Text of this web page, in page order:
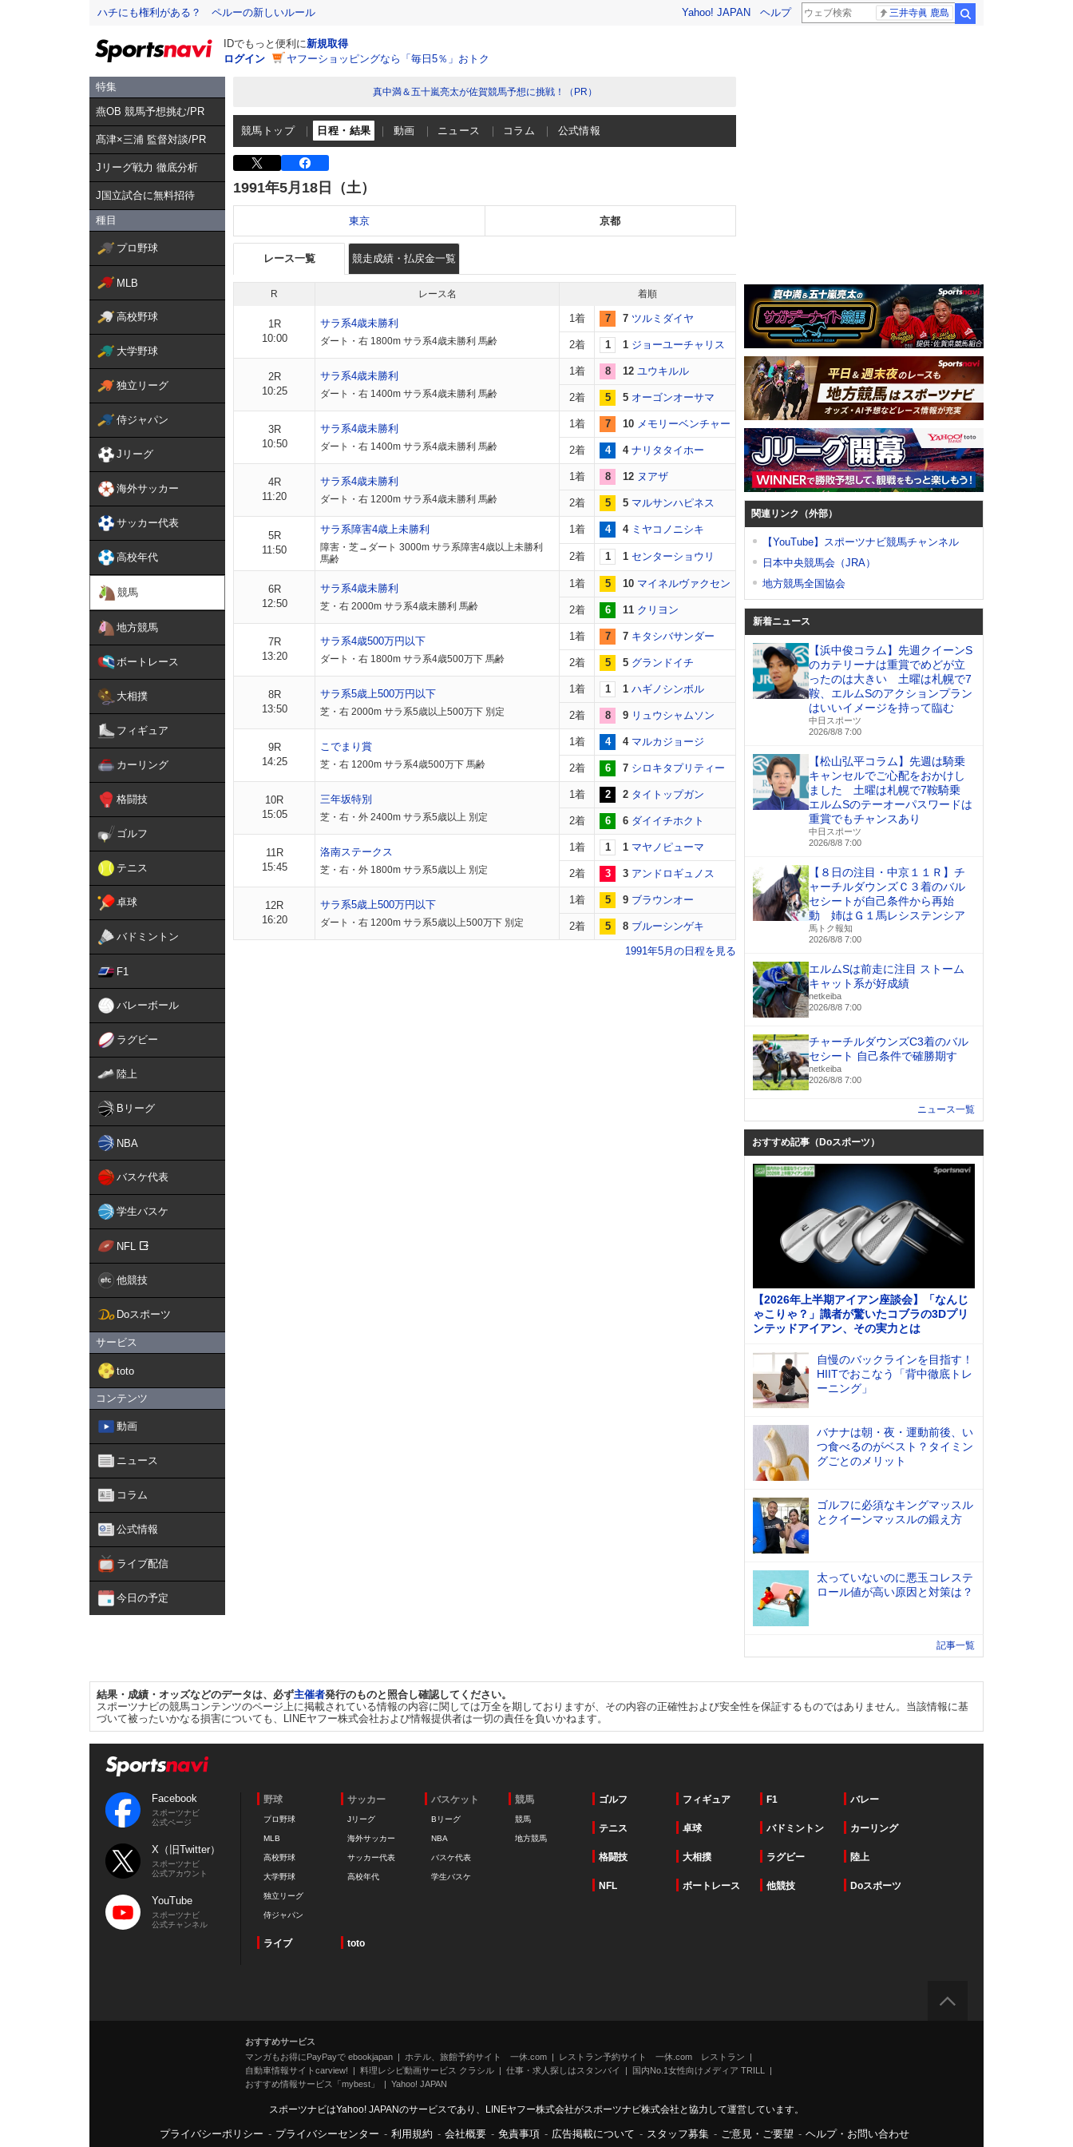
ハチにも権利がある？ ペルーの新しいルール Yahoo! JAPAN ヘルプ 三井寺眞 鹿島
IDでもっと便利に新規取得
ログイン
ヤフーショッピングなら「毎日5％」おトク
特集
燕OB 競馬予想挑む/PR
髙津×三浦 監督対談/PR
Jリーグ戦力 徹底分析
J国立試合に無料招待
種目
プロ野球
MLB
高校野球
大学野球
独立リーグ
侍ジャパン
Jリーグ
海外サッカー
サッカー代表
高校年代
競馬
地方競馬
ボートレース
大相撲
フィギュア
カーリング
格闘技
ゴルフ
テニス
卓球
バドミントン
F1
バレーボール
ラグビー
陸上
Bリーグ
NBA
バスケ代表
学生バスケ
NFL
他競技
Doスポーツ
サービス
toto
コンテンツ
動画
ニュース
コラム
公式情報
ライブ配信
今日の予定
真中満＆五十嵐亮太が佐賀競馬予想に挑戦！（PR）
競馬トップ 日程・結果 動画 ニュース コラム 公式情報
1991年5月18日（土）
東京 京都
レース一覧 競走成績・払戻金一覧
R レース名 着順
1R
10:00
サラ系4歳未勝利
ダート・右 1800m サラ系4歳未勝利 馬齢
1着 7 7 ツルミダイヤ
2着 1 1 ジョーユーチャリス
2R
10:25
サラ系4歳未勝利
ダート・右 1400m サラ系4歳未勝利 馬齢
1着 8 12 ユウキルル
2着 5 5 オーゴンオーサマ
3R
10:50
サラ系4歳未勝利
ダート・右 1400m サラ系4歳未勝利 馬齢
1着 7 10 メモリーベンチャー
2着 4 4 ナリタタイホー
4R
11:20
サラ系4歳未勝利
ダート・右 1200m サラ系4歳未勝利 馬齢
1着 8 12 ヌアザ
2着 5 5 マルサンハピネス
5R
11:50
サラ系障害4歳上未勝利
障害・芝→ダート 3000m サラ系障害4歳以上未勝利
馬齢
1着 4 4 ミヤコノニシキ
2着 1 1 センターショウリ
6R
12:50
サラ系4歳未勝利
芝・右 2000m サラ系4歳未勝利 馬齢
1着 5 10 マイネルヴァクセン
2着 6 11 クリヨン
7R
13:20
サラ系4歳500万円以下
ダート・右 1800m サラ系4歳500万下 馬齢
1着 7 7 キタシバサンダー
2着 5 5 グランドイチ
8R
13:50
サラ系5歳上500万円以下
芝・右 2000m サラ系5歳以上500万下 別定
1着 1 1 ハギノシンボル
2着 8 9 リュウシャムソン
9R
14:25
こでまり賞
芝・右 1200m サラ系4歳500万下 馬齢
1着 4 4 マルカジョージ
2着 6 7 シロキタプリティー
10R
15:05
三年坂特別
芝・右・外 2400m サラ系5歳以上 別定
1着 2 2 タイトップガン
2着 6 6 ダイイチホクト
11R
15:45
洛南ステークス
芝・右・外 1800m サラ系5歳以上 別定
1着 1 1 マヤノピューマ
2着 3 3 アンドロギュノス
12R
16:20
サラ系5歳上500万円以下
ダート・右 1200m サラ系5歳以上500万下 別定
1着 5 9 ブラウンオー
2着 5 8 ブルーシンゲキ
1991年5月の日程を見る
関連リンク（外部）
【YouTube】スポーツナビ競馬チャンネル
日本中央競馬会（JRA）
地方競馬全国協会
新着ニュース
【浜中俊コラム】先週クイーンS
のカテリーナは重賞でめどが立
ったのは大きい 土曜は札幌で7
鞍、エルムSのアクションプラン
はいいイメージを持って臨む
中日スポーツ
2026/8/8 7:00
【松山弘平コラム】先週は騎乗
キャンセルでご心配をおかけし
ました 土曜は札幌で7鞍騎乗
エルムSのテーオーパスワードは
重賞でもチャンスあり
中日スポーツ
2026/8/8 7:00
【８日の注目・中京１１Ｒ】チ
ャーチルダウンズＣ３着のバル
セシートが自己条件から再始
動 姉はＧ１馬レシステンシア
馬トク報知
2026/8/8 7:00
エルムSは前走に注目 ストーム
キャット系が好成績
netkeiba
2026/8/8 7:00
チャーチルダウンズC3着のバル
セシート 自己条件で確勝期す
netkeiba
2026/8/8 7:00
ニュース一覧
おすすめ記事（Doスポーツ）
【2026年上半期アイアン座談会】「なんじ
ゃこりゃ？」識者が驚いたコブラの3Dプリ
ンテッドアイアン、その実力とは
自慢のバックラインを目指す！
HIITでおこなう「背中徹底トレ
ーニング」
バナナは朝・夜・運動前後、い
つ食べるのがベスト？タイミン
グごとのメリット
ゴルフに必須なキングマッスル
とクイーンマッスルの鍛え方
太っていないのに悪玉コレステ
ロール値が高い原因と対策は？
記事一覧
結果・成績・オッズなどのデータは、必ず主催者発行のものと照合し確認してください。
スポーツナビの競馬コンテンツのページ上に掲載されている情報の内容に関しては万全を期しておりますが、その内容の正確性および安全性を保証するものではありません。当該情報に基
づいて被ったいかなる損害についても、LINEヤフー株式会社および情報提供者は一切の責任を負いかねます。
Facebook
スポーツナビ
公式ページ
X（旧Twitter）
スポーツナビ
公式アカウント
YouTube
スポーツナビ
公式チャンネル
野球
プロ野球
MLB
高校野球
大学野球
独立リーグ
侍ジャパン
サッカー
Jリーグ
海外サッカー
サッカー代表
高校年代
バスケット
Bリーグ
NBA
バスケ代表
学生バスケ
競馬
競馬
地方競馬
ゴルフ フィギュア F1 バレー
テニス 卓球 バドミントン カーリング
格闘技 大相撲 ラグビー 陸上
NFL ボートレース 他競技 Doスポーツ
ライブ toto
おすすめサービス
マンガもお得にPayPayで ebookjapan
ホテル、旅館予約サイト 一休.com
レストラン予約サイト 一休.com レストラン
自動車情報サイトcarview!
料理レシピ動画サービス クラシル 仕事・求人探しはスタンバイ
国内No.1女性向けメディア TRILL
おすすめ情報サービス「mybest」
Yahoo! JAPAN
スポーツナビはYahoo! JAPANのサービスであり、LINEヤフー株式会社がスポーツナビ株式会社と協力して運営しています。
プライバシーポリシー - プライバシーセンター - 利用規約 - 会社概要 - 免責事項 - 広告掲載について - スタッフ募集 - ご意見・ご要望 - ヘルプ・お問い合わせ